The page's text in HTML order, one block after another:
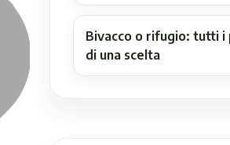
Bivacco o rifugio: tutti i
di una scelta